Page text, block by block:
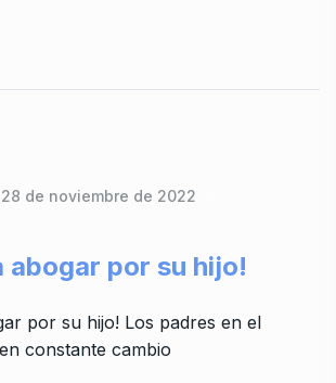
28 de noviembre de 2022
abogar por su hijo!
por su hijo! Los padres en el
constante cambio